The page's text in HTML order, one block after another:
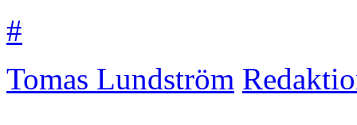
#
Tomas Lundström